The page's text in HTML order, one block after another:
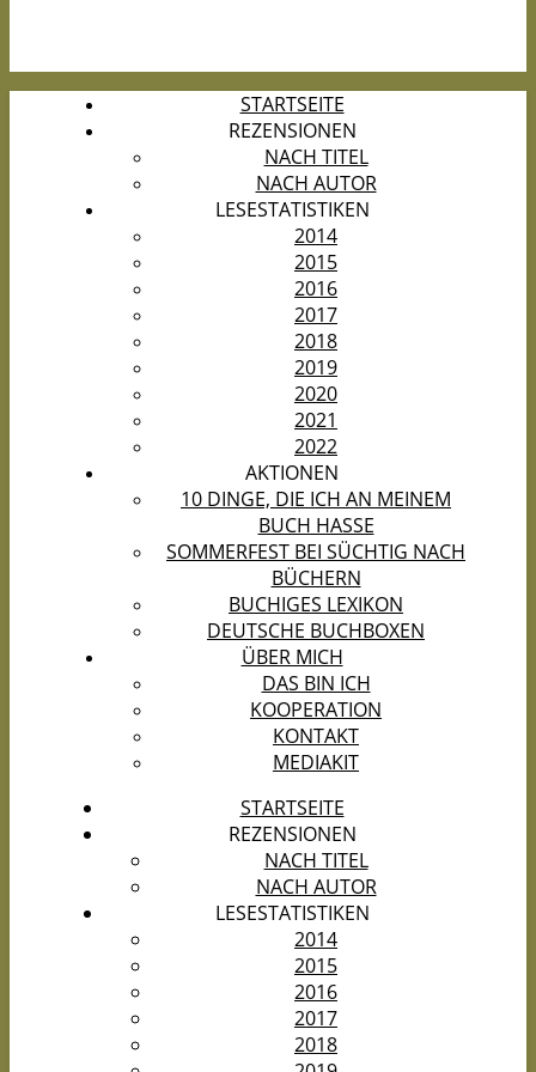
STARTSEITE
REZENSIONEN
NACH TITEL
NACH AUTOR
LESESTATISTIKEN
2014
2015
2016
2017
2018
2019
2020
2021
2022
AKTIONEN
10 DINGE, DIE ICH AN MEINEM
BUCH HASSE
SOMMERFEST BEI SÜCHTIG NACH
BÜCHERN
BUCHIGES LEXIKON
DEUTSCHE BUCHBOXEN
ÜBER MICH
DAS BIN ICH
KOOPERATION
KONTAKT
MEDIAKIT
STARTSEITE
REZENSIONEN
NACH TITEL
NACH AUTOR
LESESTATISTIKEN
2014
2015
2016
2017
2018